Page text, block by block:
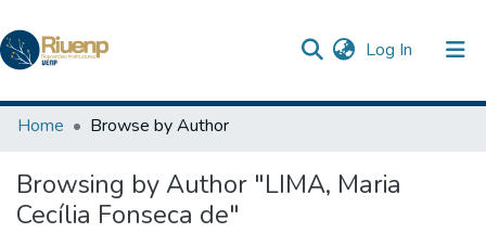
Log In (current)
Communities & Collections
The Repository
Home Browse by Author
Browsing by Author "LIMA, Maria
Cecília Fonseca de"